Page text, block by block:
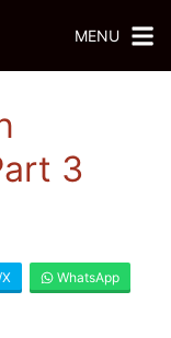
MENU
3
WhatsApp